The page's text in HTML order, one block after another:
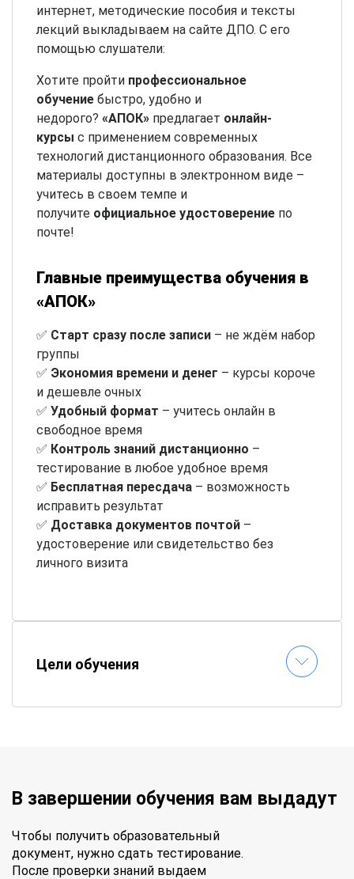
интернет, методические пособия и тексты
лекций выкладываем на сайте ДПО. С его
помощью слушатели:
Хотите пройти профессиональное
обучение быстро, удобно и
недорого? «АПОК» предлагает онлайн-
курсы с применением современных
технологий дистанционного образования. Все
материалы доступны в электронном виде –
учитесь в своем темпе и
получите официальное удостоверение по
почте!
Главные преимущества обучения в
«АПОК»
✅ Старт сразу после записи – не ждём набор
группы
✅ Экономия времени и денег – курсы короче
и дешевле очных
✅ Удобный формат – учитесь онлайн в
свободное время
✅ Контроль знаний дистанционно –
тестирование в любое удобное время
✅ Бесплатная пересдача – возможность
исправить результат
✅ Доставка документов почтой –
удостоверение или свидетельство без
личного визита
– все пособия
доступны онлайн
– составляете расписание
Цели обучения
В завершении обучения вам выдадут
Чтобы получить образовательный
документ, нужно сдать тестирование.
После проверки знаний выдаем